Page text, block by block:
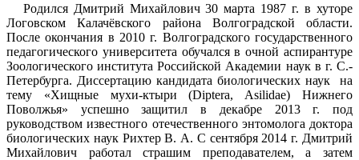
Родился Дмитрий Михайлович 30 марта 1987 г. в хуторе
Логовском Калачёвского района Волгоградской области.
После окончания в 2010 г. Волгоградского государственного
педагогического университета обучался в очной аспирантуре
Зоологического института Российской Академии наук в г. С.-
Петербурга. Диссертацию кандидата биологических наук на
тему «Хищные мухи-ктыри (Diptera, Asilidae) Нижнего
Поволжья» успешно защитил в декабре 2013 г. под
руководством известного отечественного энтомолога доктора
биологических наук Рихтер В. А. С сентября 2014 г. Дмитрий
Михайлович работал страшим преподавателем, а затем